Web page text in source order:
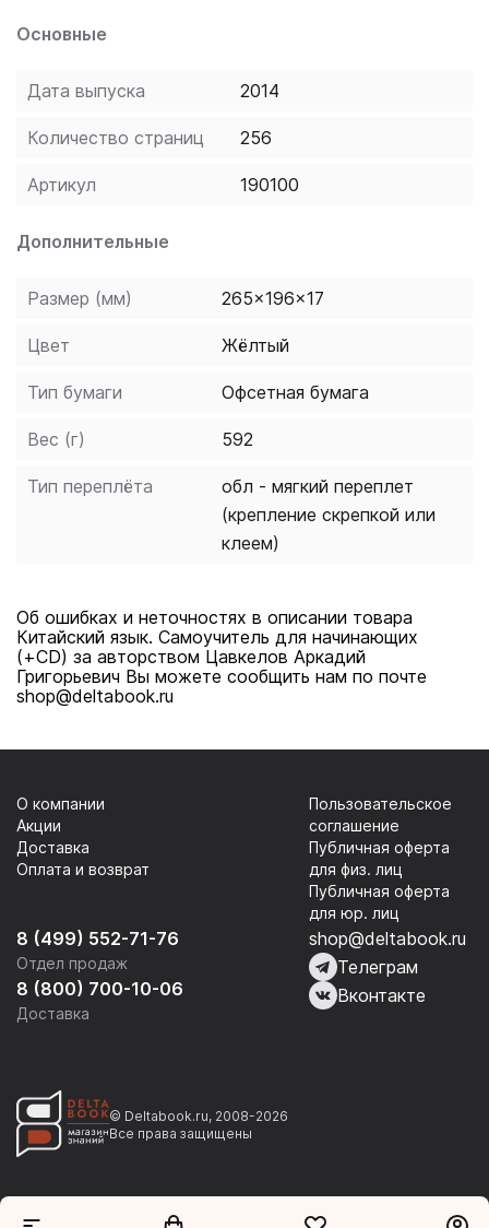
важным темам. Самоучитель снабжён
содержащим озвученные китайскими дикторами
тексты и диалоги, а также цветной вклейкой с
иллюстрациями страноведческого характера.
Доступное и пошаговое изложение материала,
транскрипция, эффективная система самоконтроля
не изучал языки или думает, что не имеет
Основные
Дата выпуска 2014
Количество страниц 256
Артикул 190100
Дополнительные
Размер (мм) 265x196x17
Цвет Жёлтый
Тип бумаги Офсетная бумага
Вес (г) 592
Тип переплёта
обл - мягкий переплет
(крепление скрепкой или
клеем)
Об ошибках и неточностях в описании товара
Китайский язык. Самоучитель для начинающих
(+CD) за авторством Цавкелов Аркадий
Григорьевич Вы можете сообщить нам по почте
shop@deltabook.ru
8 (499) 552-71-76
Отдел продаж
8 (800) 700-10-06
Доставка
О компании
Акции
Доставка
Оплата и возврат
Пользовательское
соглашение
Публичная оферта
для физ. лиц
Публичная оферта
для юр. лиц
shop@deltabook.ru
Телеграм
Вконтакте
© Deltabook.ru, 2008-2026
Все права защищены